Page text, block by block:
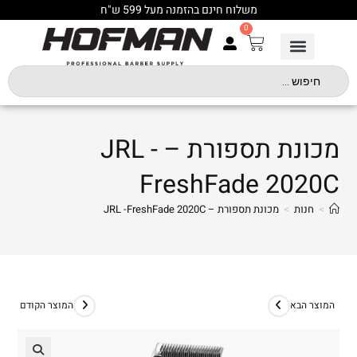
משלוח חינם בהזמנה מעל 599 ש"ח
0
מכונת תספורת – JRL -
FreshFade 2020C
> חנות > מכונת תספורת – JRL -FreshFade 2020C
המוצר הקודם המוצר הבא